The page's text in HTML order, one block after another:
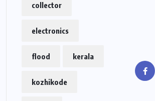
collector
electronics
flood kerala
kozhikode